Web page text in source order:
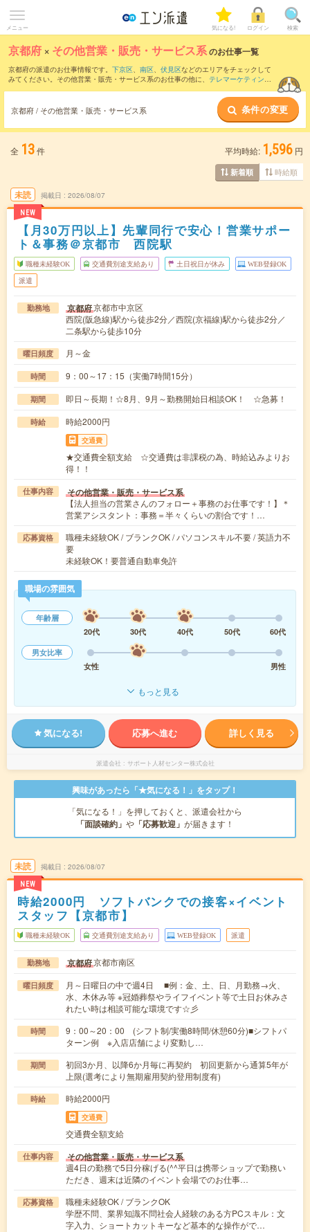
メニュー 気になる! ログイン 検索
京都府 × その他営業・販売・サービス系のお仕事一覧
京都府の派遣のお仕事情報です。 下京区、 南区、 伏見区などのエリアをチェックして
みてください。その他営業・販売・サービス系のお仕事の他に、 テレマーケティン
などを取り揃えています。さらに、短期・単発
などの期間や、職種未経験OK などのこだわり条件で絞り込んでいただけます。
京都府 / その他営業・販売・サービス系 条件の変更
全 13件 平均時給: 1,596 円
新着順 時給順
未読
NEW
掲載日 2026/08/07
【月30万円以上】先輩同行で安心！営業サポー
ト＆事務＠京都市 西院駅
職種未経験OK 交通費別途支給あり 土日祝日が休み WEB登録OK
派遣
勤務地 京都府京都市中京区
西院(阪急線)駅から徒歩2分／西院(京福線)駅から徒歩2分／
二条駅から徒歩10分
曜日頻度 月～金
時間 9：00～17：15（実働7時間15分）
期間 即日～長期！☆8月、9月～勤務開始日相談OK！ ☆急募！
時給 時給2000円
交通費
★交通費全額支給 ☆交通費は非課税の為、時給込みよりお
得！！
仕事内容 その他営業・販売・サービス系
【法人担当の営業さんのフォロー＋事務のお仕事です！】＊
営業アシスタント：事務＝半々くらいの割合です！…
応募資格
職種未経験OK / ブランクOK / パソコンスキル不要 / 英語力不
要
未経験OK！要普通自動車免許
職場の雰囲気
年齢層
20代
30代 40代 50代
60代
男女比率
女性
男性
もっと見る
気になる! 応募へ進む 詳しく見る
派遣会社 サポート人材センター株式会社
興味があったら「★気になる！」をタップ！
「気になる！」を押しておくと、派遣会社から
「面談確約」 や 「応募歓迎」 が届きます！
未読
NEW
掲載日 2026/08/07
時給2000円 ソフトバンクでの接客×イベント
スタッフ【京都市】
職種未経験OK 交通費別途支給あり WEB登録OK 派遣
勤務地 京都府京都市南区
曜日頻度
月～日曜日の中で週4日 ■例：金、土、日、月勤務→火、
水、木休み等 ※冠婚葬祭やライフイベント等で土日お休みさ
れたい時は相談可能な環境です☆彡
時間
9：00～20：00 (シフト制/実働8時間/休憩60分)■シフトパ
ターン例 ※入店店舗により変動し…
期間
初回3か月、以降6か月毎に再契約 初回更新から通算5年が
上限(選考により無期雇用契約登用制度有)
時給 時給2000円
交通費
交通費全額支給
仕事内容 その他営業・販売・サービス系
週4日の勤務で5日分稼げる(^^平日は携帯ショップで勤務い
ただき、週末は近隣のイベント会場でのお仕事…
応募資格
職種未経験OK / ブランクOK
学歴不問、業界知識不問社会人経験のある方PCスキル：文
字入力、ショートカットキーなど基本的な操作がで…